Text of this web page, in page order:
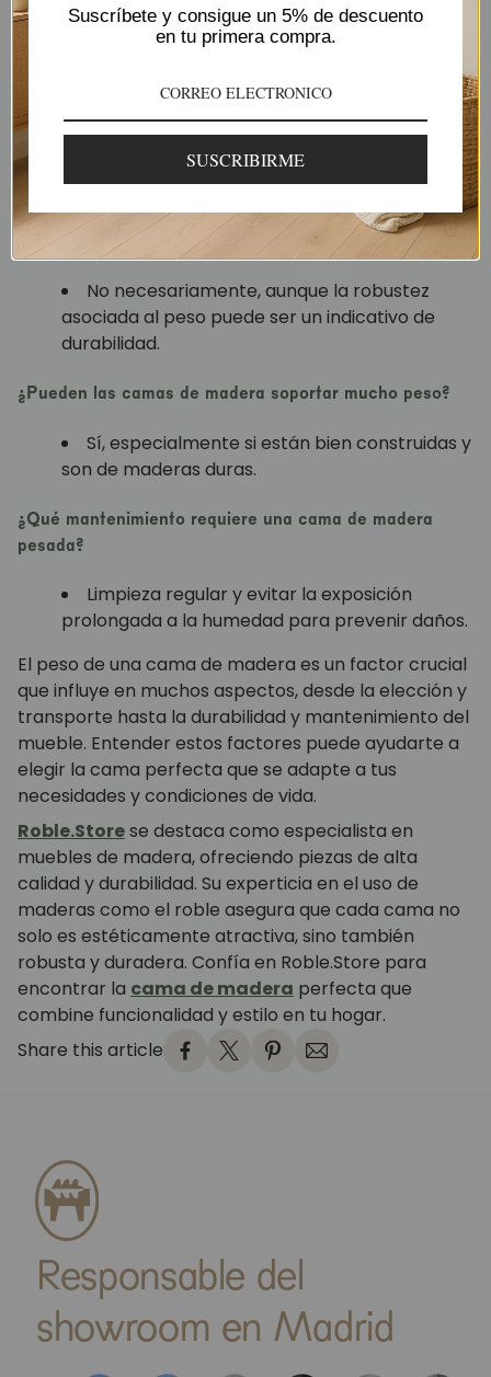
generalmente oscila entre 50 y 100 kg.
Los cambios climáticos pueden hacer que la
madera se expanda o contraiga ligeramente,
afectando su peso y estabilidad.
¿Es mejor una cama de madera más pesada?
No necesariamente, aunque la robustez
asociada al peso puede ser un indicativo de
durabilidad.
¿Pueden las camas de madera soportar mucho peso?
Sí, especialmente si están bien construidas y
son de maderas duras.
¿Qué mantenimiento requiere una cama de madera
pesada?
Limpieza regular y evitar la exposición
prolongada a la humedad para prevenir daños.
El peso de una cama de madera es un factor crucial
que influye en muchos aspectos, desde la elección y
transporte hasta la durabilidad y mantenimiento del
mueble. Entender estos factores puede ayudarte a
elegir la cama perfecta que se adapte a tus
necesidades y condiciones de vida.
Roble.Storese destaca como especialista en
muebles de madera, ofreciendo piezas de alta
calidad y durabilidad. Su experticia en el uso de
maderas como el roble asegura que cada cama no
solo es estéticamente atractiva, sino también
robusta y duradera. Confía en Roble.Store para
encontrar la cama de madera perfecta que
combine funcionalidad y estilo en tu hogar.
Share this article
Responsable del
showroom en Madrid
descuento en tu primera compra.